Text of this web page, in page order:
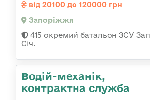
від 20100 до 120000 грн
Запоріжжя
415 окремий батальон ЗСУ
Січ.
Водій-механік,
контрактна служба